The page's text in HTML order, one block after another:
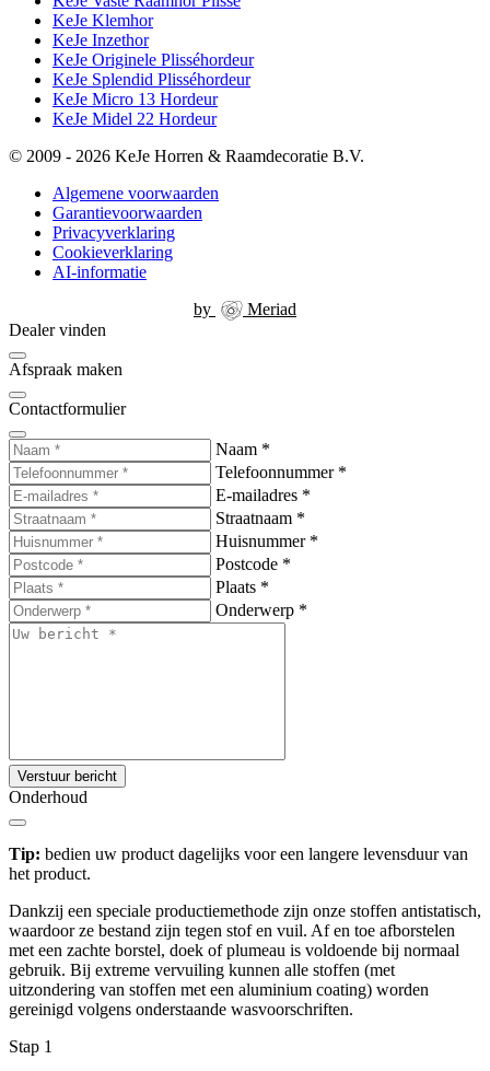
KeJe Klemhor
KeJe Inzethor
KeJe Originele Plisséhordeur
KeJe Splendid Plisséhordeur
KeJe Micro 13 Hordeur
KeJe Midel 22 Hordeur
© 2009 - 2026 KeJe Horren & Raamdecoratie B.V.
Algemene voorwaarden
Garantievoorwaarden
Privacyverklaring
Cookieverklaring
AI-informatie
by
Meriad
Dealer vinden
Afspraak maken
Contactformulier
Naam *
Telefoonnummer *
E-mailadres *
Straatnaam *
Huisnummer *
Postcode *
Plaats *
Onderwerp *
Verstuur bericht
Onderhoud
Tip: bedien uw product dagelijks voor een langere levensduur van
het product.
Dankzij een speciale productiemethode zijn onze stoffen antistatisch,
waardoor ze bestand zijn tegen stof en vuil. Af en toe afborstelen
met een zachte borstel, doek of plumeau is voldoende bij normaal
gebruik. Bij extreme vervuiling kunnen alle stoffen (met
uitzondering van stoffen met een aluminium coating) worden
gereinigd volgens onderstaande wasvoorschriften.
Stap 1